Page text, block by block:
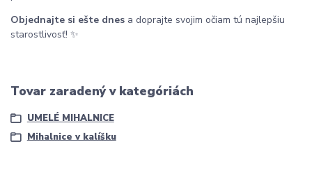
Objednajte si ešte dnes a doprajte svojim očiam tú najlepšiu
starostlivosť! ✨
Tovar zaradený v kategóriách
UMELÉ MIHALNICE
Mihalnice v kalíšku